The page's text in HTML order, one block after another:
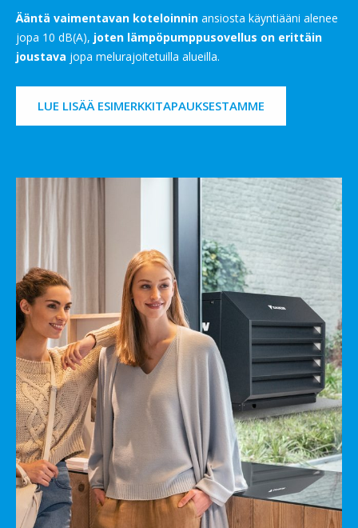
Ääntä vaimentavan koteloinnin ansiosta käyntiääni alenee
jopa 10 dB(A), joten lämpöpumppusovellus on erittäin
joustava jopa melurajoitetuilla alueilla.
LUE LISÄÄ ESIMERKKITAPAUKSESTAMME